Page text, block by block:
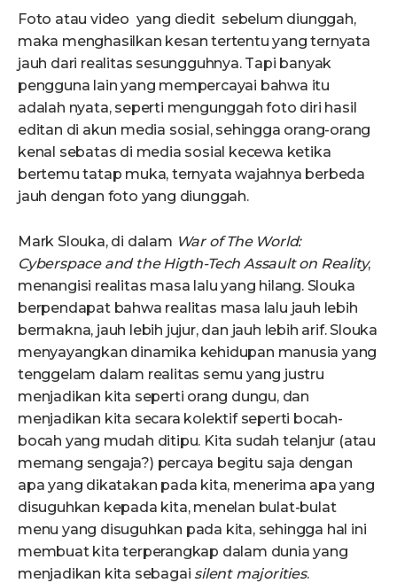
Foto atau video yang diedit sebelum diunggah,
maka menghasilkan kesan tertentu yang ternyata
jauh dari realitas sesungguhnya. Tapi banyak
pengguna lain yang mempercayai bahwa itu
adalah nyata, seperti mengunggah foto diri hasil
editan di akun media sosial, sehingga orang-orang
kenal sebatas di media sosial kecewa ketika
bertemu tatap muka, ternyata wajahnya berbeda
jauh dengan foto yang diunggah.
Mark Slouka, di dalam War of The World:
Cyberspace and the Higth-Tech Assault on Reality,
menangisi realitas masa lalu yang hilang. Slouka
berpendapat bahwa realitas masa lalu jauh lebih
bermakna, jauh lebih jujur, dan jauh lebih arif. Slouka
menyayangkan dinamika kehidupan manusia yang
tenggelam dalam realitas semu yang justru
menjadikan kita seperti orang dungu, dan
menjadikan kita secara kolektif seperti bocah-
bocah yang mudah ditipu. Kita sudah telanjur (atau
memang sengaja?) percaya begitu saja dengan
apa yang dikatakan pada kita, menerima apa yang
disuguhkan kepada kita, menelan bulat-bulat
menu yang disuguhkan pada kita, sehingga hal ini
membuat kita terperangkap dalam dunia yang
menjadikan kita sebagai silent majorities.